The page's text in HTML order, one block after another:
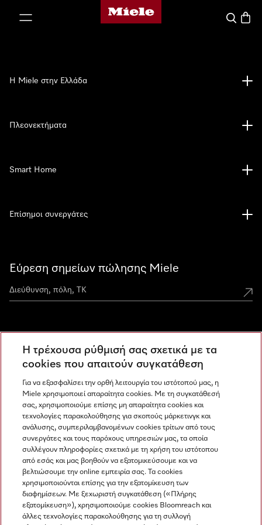
Αρχική σελίδα της Miele
Εύρεση σημείων πώλησης Miele
Ανακαλύψτε τα Miele Experience Center
Newsletter
Η Miele στην Ελλάδα
Πλεονεκτήματα
Smart Home
Επίσημοι συνεργάτες
Miele στο Instagram
Miele στο Facebook
Miele στο Youtube
Η τρέχουσα ρύθμισή σας σχετικά με τα
cookies που απαιτούν συγκατάθεση
Για να εξασφαλίσει την ορθή λειτουργία του ιστότοπού μας, η
Miele χρησιμοποιεί απαραίτητα cookies. Με τη συγκατάθεσή
σας, χρησιμοποιούμε επίσης μη απαραίτητα cookies και
τεχνολογίες παρακολούθησης για σκοπούς μάρκετινγκ και
ανάλυσης, συμπεριλαμβανομένων cookies τρίτων από τους
συνεργάτες και τους παρόχους υπηρεσιών μας, τα οποία
συλλέγουν πληροφορίες σχετικά με τη χρήση του ιστότοπου
από εσάς και μας βοηθούν να εξατομικεύσουμε και να
βελτιώσουμε την online εμπειρία σας. Τα cookies
χρησιμοποιούνται επίσης για την εξατομίκευση των
διαφημίσεων. Με ξεχωριστή συγκατάθεση («Πλήρης
εξατομίκευση»), χρησιμοποιούμε cookies Bloomreach και
άλλες τεχνολογίες παρακολούθησης για τη συλλογή